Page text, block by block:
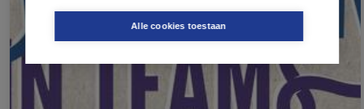
Alle cookies toestaan